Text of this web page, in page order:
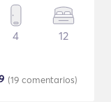
4 12
(19 comentarios)